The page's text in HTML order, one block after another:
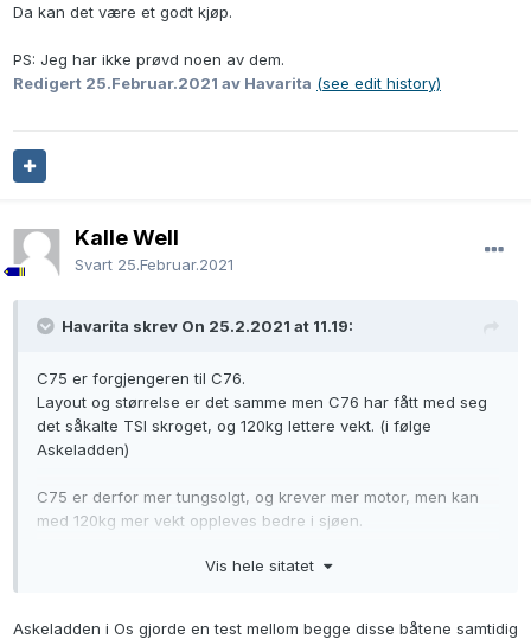
Da kan det være et godt kjøp.
PS: Jeg har ikke prøvd noen av dem.
Redigert 25.Februar.2021 av Havarita (see edit history)
Kalle Well
Svart 25.Februar.2021
Havarita skrev On 25.2.2021 at 11.19:
C75 er forgjengeren til C76.
Layout og størrelse er det samme men C76 har fått med seg
det såkalte TSI skroget, og 120kg lettere vekt. (i følge
Askeladden)
C75 er derfor mer tungsolgt, og krever mer motor, men kan
med 120kg mer vekt oppleves bedre i sjøen.
Prisdifferansen til C76 bør derfor være betydelig fordelaktig,
Vis hele sitatet
Askeladden i Os gjorde en test mellom begge disse båtene samtidig